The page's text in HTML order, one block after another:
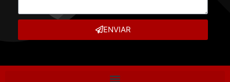
ENVIAR